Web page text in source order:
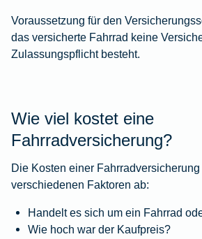
Voraussetzung für den
das versicherte Fahrrad keine
Zulassungspflicht besteht.
Wie viel kostet eine
Fahrradversicherung?
Die Kosten einer
verschiedenen Faktoren ab:
Handelt es sich um ein Fahrrad
Wie hoch war der Kaufpreis?